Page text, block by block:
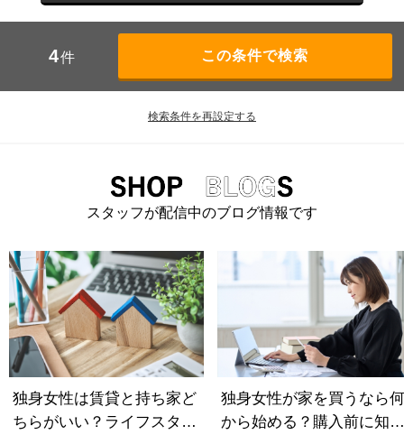
4件
検索条件を再設定する
スタッフが配信中のブログ情報です